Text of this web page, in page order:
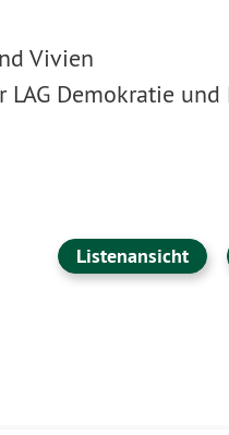
Vivien
Demokratie und
Listenansicht